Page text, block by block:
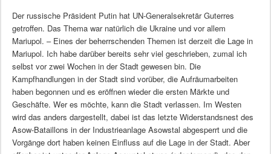
Der russische Präsident Putin hat UN-Generalsekretär Guterres
getroffen. Das Thema war natürlich die Ukraine und vor allem
Mariupol. – Eines der beherrschenden Themen ist derzeit die Lage in
Mariupol. Ich habe darüber bereits sehr viel geschrieben, zumal ich
selbst vor zwei Wochen in der Stadt gewesen bin. Die
Kampfhandlungen in der Stadt sind vorüber, die Aufräumarbeiten
haben begonnen und es eröffnen wieder die ersten Märkte und
Geschäfte. Wer es möchte, kann die Stadt verlassen. Im Westen
wird das anders dargestellt, dabei ist das letzte Widerstandsnest des
Asow-Bataillons in der Industrieanlage Asowstal abgesperrt und die
Vorgänge dort haben keinen Einfluss auf die Lage in der Stadt. Aber